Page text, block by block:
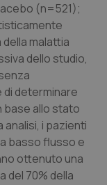
(n=521);
malattia
dello studio,
determinare
base allo stato
analisi, i pazienti
basso flusso e
ottenuto una
del 70% della